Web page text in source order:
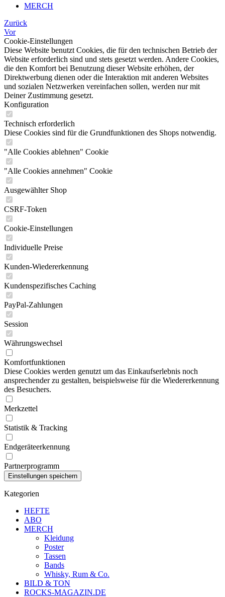
MERCH
Zurück
Vor
Cookie-Einstellungen
Diese Website benutzt Cookies, die für den technischen Betrieb der
Website erforderlich sind und stets gesetzt werden. Andere Cookies,
die den Komfort bei Benutzung dieser Website erhöhen, der
Direktwerbung dienen oder die Interaktion mit anderen Websites
und sozialen Netzwerken vereinfachen sollen, werden nur mit
Deiner Zustimmung gesetzt.
Konfiguration
Technisch erforderlich
Diese Cookies sind für die Grundfunktionen des Shops notwendig.
"Alle Cookies ablehnen" Cookie
"Alle Cookies annehmen" Cookie
Ausgewählter Shop
CSRF-Token
Cookie-Einstellungen
Individuelle Preise
Kunden-Wiedererkennung
Kundenspezifisches Caching
PayPal-Zahlungen
Session
Währungswechsel
Komfortfunktionen
Diese Cookies werden genutzt um das Einkaufserlebnis noch
ansprechender zu gestalten, beispielsweise für die Wiedererkennung
des Besuchers.
Merkzettel
Statistik & Tracking
Endgeräteerkennung
Partnerprogramm
Kategorien
HEFTE
ABO
MERCH
Kleidung
Poster
Tassen
Bands
Whisky, Rum & Co.
BILD & TON
ROCKS-MAGAZIN.DE